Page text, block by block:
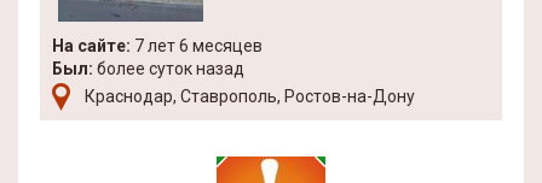
На сайте: 7 лет 6 месяцев
Был: более суток назад
Краснодар, Ставрополь, Ростов-на-Дону